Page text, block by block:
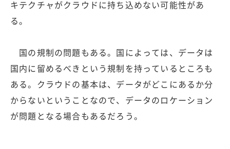
キテクチャがクラウドに持ち込めない可能性があ
る。
国の規制の問題もある。国によっては、データは
国内に留めるべきという規制を持っているところも
ある。クラウドの基本は、データがどこにあるか分
からないということなので、データのロケーション
が問題となる場合もあるだろう。